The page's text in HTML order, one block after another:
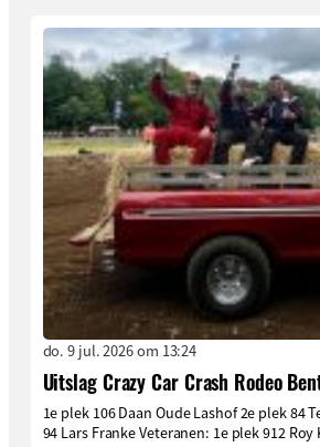
do. 9 jul. 2026 om 13:24
Uitslag Crazy Car Crash Rodeo
1e plek 106 Daan Oude Lashof 2e plek 84
94 Lars Franke Veteranen: 1e plek 912